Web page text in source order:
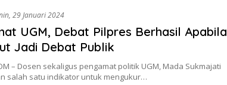
29 Januari 2024
UGM, Debat Pilpres Berhasil Apabila
Jadi Debat Publik
– Dosen sekaligus pengamat politik UGM, Mada Sukmajati
salah satu indikator untuk mengukur…